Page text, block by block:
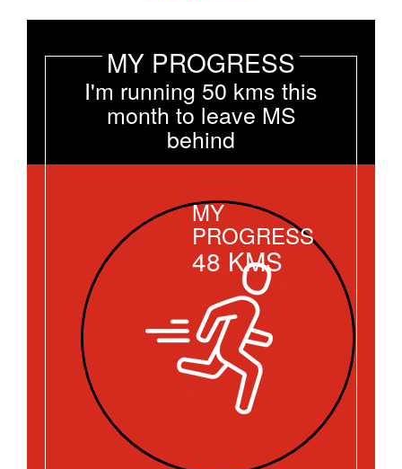
MY PROGRESS
I'm running 50 kms this
month to leave MS
behind
MY
PROGRESS
48 KMS